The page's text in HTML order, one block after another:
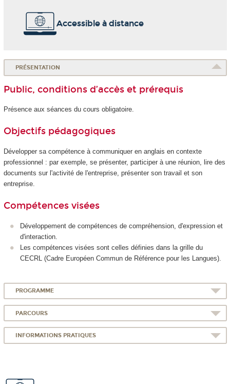
Accessible à distance
PRÉSENTATION
Public, conditions d’accès et prérequis
Présence aux séances du cours obligatoire.
Objectifs pédagogiques
Développer sa compétence à communiquer en anglais en contexte
professionnel : par exemple, se présenter, participer à une réunion, lire des
documents sur l'activité de l'entreprise, présenter son travail et son
entreprise.
Compétences visées
Développement de compétences de compréhension, d'expression et
d'interaction.
Les compétences visées sont celles définies dans la grille du
CECRL (Cadre Européen Commun de Référence pour les Langues).
PROGRAMME
PARCOURS
INFORMATIONS PRATIQUES